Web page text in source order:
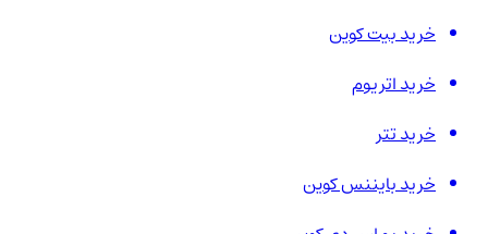
خرید بیت کوین
خرید اتریوم
خرید تتر
خرید بایننس کوین